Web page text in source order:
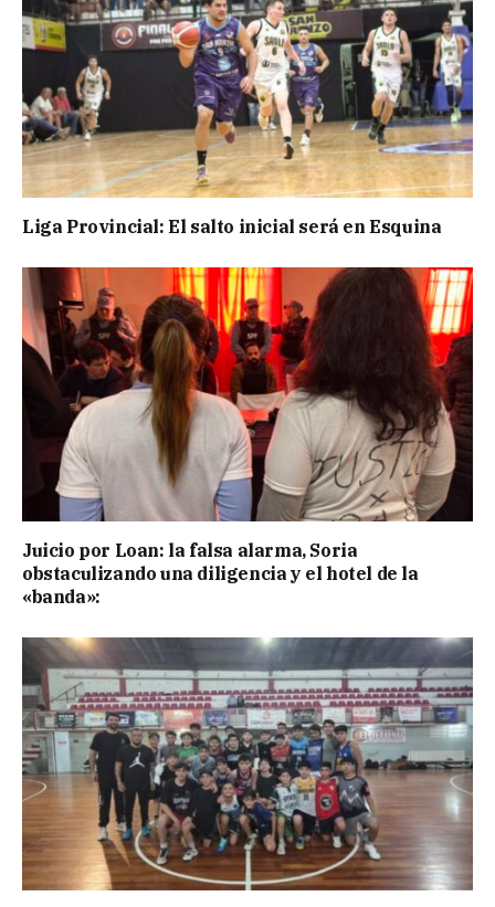
Liga Provincial: El salto inicial será en Esquina
Juicio por Loan: la falsa alarma, Soria
obstaculizando una diligencia y el hotel de la
«banda»: